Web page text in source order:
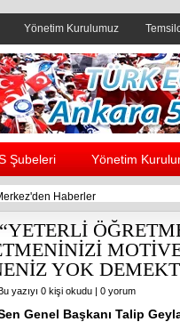
Yönetim Kurulumuz
yanı reklam alanı
Şubeleri Yönetim
Haberler
YOK
yazıyı 0 kişi okudu | 0 yorum
Genel Başkanı Talip